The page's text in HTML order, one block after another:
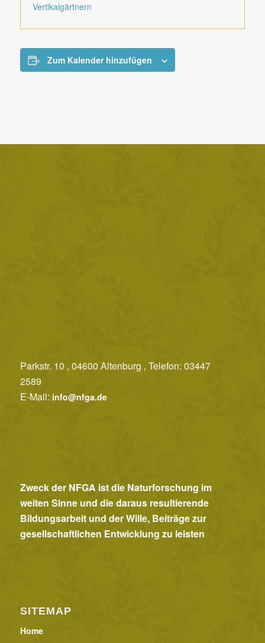
Vertikalgärtnern
Zum Kalender hinzufügen
Parkstr. 10 , 04600 Altenburg , Telefon: 03447
2589
E-Mail: info@nfga.de
Zweck der NFGA ist die Naturforschung im
weiten Sinne und die daraus resultierende
Bildungsarbeit und der Wille, Beiträge zur
gesellschaftlichen Entwicklung zu leisten
SITEMAP
Home